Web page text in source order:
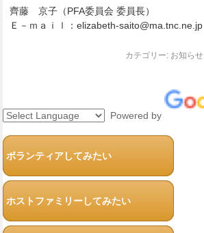
齊藤 京子（PFA委員会 委員長）
Ｅ－ｍａｉｌ：elizabeth-saito@ma.tnc.ne.jp
カテゴリー: お知らせ,
Powered by
ボランティアしてみたい
ホストファミリーしてみたい